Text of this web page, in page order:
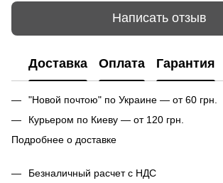
Написать отзыв
Доставка Оплата Гарантия
"Новой почтою" по Украине — от 60 грн.
Курьером по Киеву — от 120 грн.
Подробнее о доставке
Безналичный расчет с НДС